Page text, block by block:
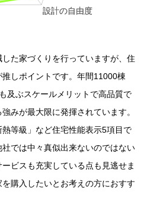
た家づくりを行っていますが、住
しポイントです。年間11000棟
及ぶスケールメリットで高品質で
みが最大限に発揮されています。
等級」など住宅性能表示5項目で
では中々真似出来ないのではない
ビスも充実している点も見逃せま
購入したいとお考えの方におすす